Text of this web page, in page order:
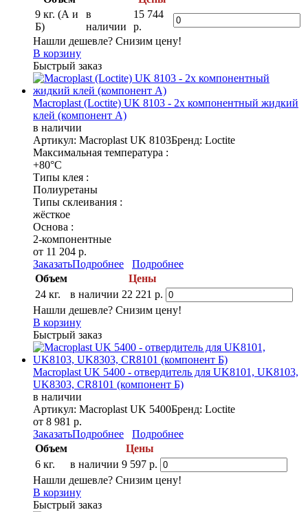
9 кг. (А и
Б)
в
наличии
15 744
р.
Нашли дешевле? Снизим цену!
В корзину
Быстрый заказ
Macroplast (Loctite) UK 8103 - 2х компонентный жидкий
клей (компонент А)
в наличии
Артикул: Macroplast UK 8103Бренд: Loctite
Максимальная температура :
+80°C
Типы клея :
Полиуретаны
Типы склеивания :
жёсткое
Основа :
2-компонентные
от 11 204 р.
ЗаказатьПодробнее
Подробнее
Объем
Цены
24 кг.
в наличии 22 221 р.
Нашли дешевле? Снизим цену!
В корзину
Быстрый заказ
Macroplast UK 5400 - отвердитель для UK8101, UK8103,
UK8303, CR8101 (компонент Б)
в наличии
Артикул: Macroplast UK 5400Бренд: Loctite
от 8 981 р.
ЗаказатьПодробнее
Подробнее
Объем
Цены
6 кг.
в наличии 9 597 р.
Нашли дешевле? Снизим цену!
В корзину
Быстрый заказ